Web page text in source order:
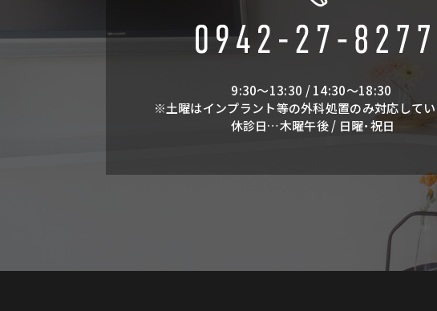
9:30～13:30 / 14:30～18:30
※土曜はインプラント等の外科処置のみ対応して
休診日…木曜午後 / 日曜･祝日